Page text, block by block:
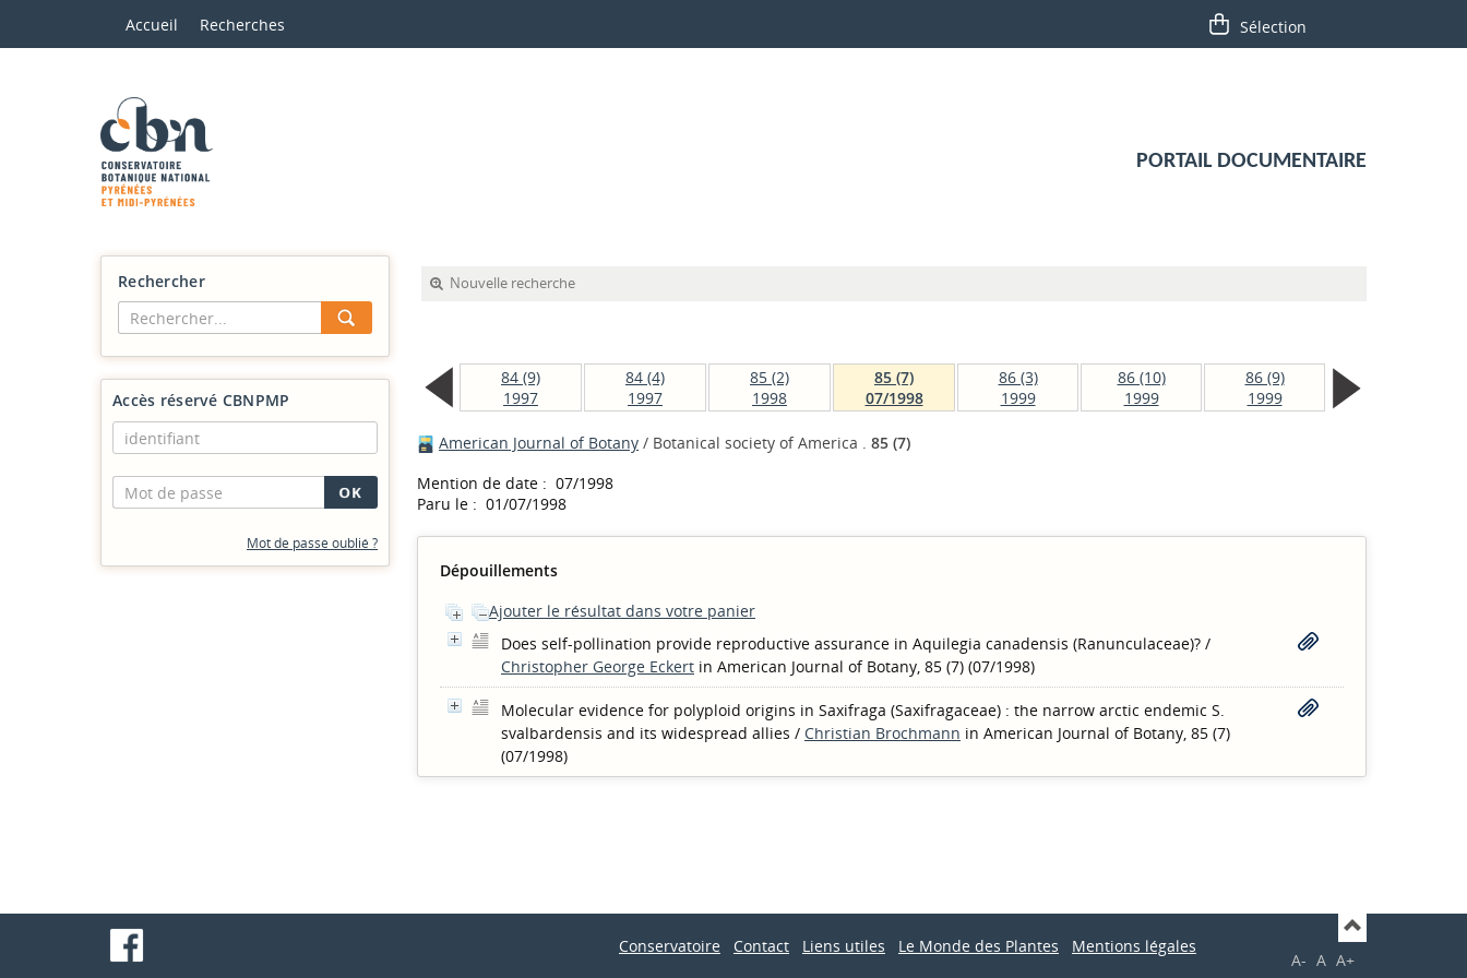
Accueil Recherches
PORTAIL DOCUMENTAIRE
Rechercher
Accès réservé CBNPMP
Mot de passe oublié ?
Nouvelle recherche
84 (9)
1997
84 (4)
1997
85 (2)
1998
85 (7)
07/1998
86 (3)
1999
86 (10)
1999
86 (9)
1999
American Journal of Botany / Botanical society of America . 85 (7)
Mention de date : 07/1998
Paru le : 01/07/1998
Dépouillements
Ajouter le résultat dans votre panier
Does self-pollination provide reproductive assurance in Aquilegia canadensis (Ranunculaceae)? /
Christopher George Eckert in American Journal of Botany, 85 (7) (07/1998)
Molecular evidence for polyploid origins in Saxifraga (Saxifragaceae) : the narrow arctic endemic S.
svalbardensis and its widespread allies / Christian Brochmann in American Journal of Botany, 85 (7)
(07/1998)
Conservatoire Contact Liens utiles Le Monde des Plantes Mentions légales
A- A A+